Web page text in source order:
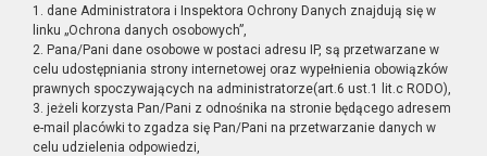
1. dane Administratora i Inspektora Ochrony Danych znajdują się w
linku „Ochrona danych osobowych”,
2. Pana/Pani dane osobowe w postaci adresu IP, są przetwarzane w
celu udostępniania strony internetowej oraz wypełnienia obowiązków
prawnych spoczywających na administratorze(art.6 ust.1 lit.c RODO),
3. jeżeli korzysta Pan/Pani z odnośnika na stronie będącego adresem
e-mail placówki to zgadza się Pan/Pani na przetwarzanie danych w
celu udzielenia odpowiedzi,